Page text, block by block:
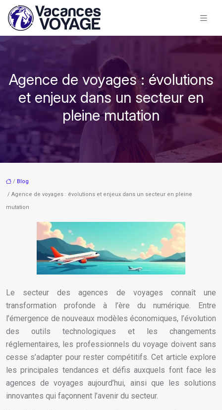
Agence de voyages : évolutions
et enjeux dans un secteur en
pleine mutation
/ Blog
/ Agence de voyages : évolutions et enjeux dans un secteur en pleine
mutation
Le secteur des agences de voyages connaît une
transformation profonde à l’ère du numérique. Entre
l’émergence de nouveaux modèles économiques, l’évolution
des outils technologiques et les changements
réglementaires, les professionnels du voyage doivent sans
cesse s’adapter pour rester compétitifs. Cet article explore
les principales tendances et défis auxquels font face les
agences de voyages aujourd’hui, ainsi que les solutions
innovantes qui façonnent l’avenir du secteur.